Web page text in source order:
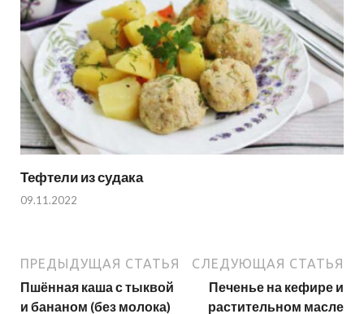
Тефтели из судака
09.11.2022
ПРЕДЫДУЩАЯ СТАТЬЯ
Пшённая каша с тыквой
и бананом (без молока)
СЛЕДУЮЩАЯ СТАТЬЯ
Печенье на кефире и
растительном масле